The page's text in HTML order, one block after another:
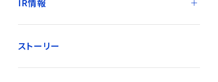
IR情報
ストーリー